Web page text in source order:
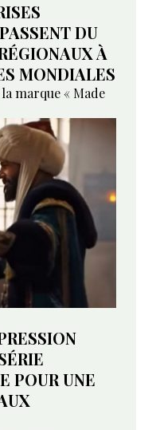
DU
À
MONDIALES
marque « Made
POUR UNE